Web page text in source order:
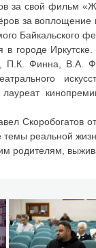
за свой фильм
за
Байкальского
в городе
П.К. Финна, В.А.
лауреат
Скоробогатов
реальной
родителям,